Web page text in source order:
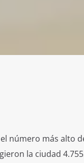
número más alto
la ciudad